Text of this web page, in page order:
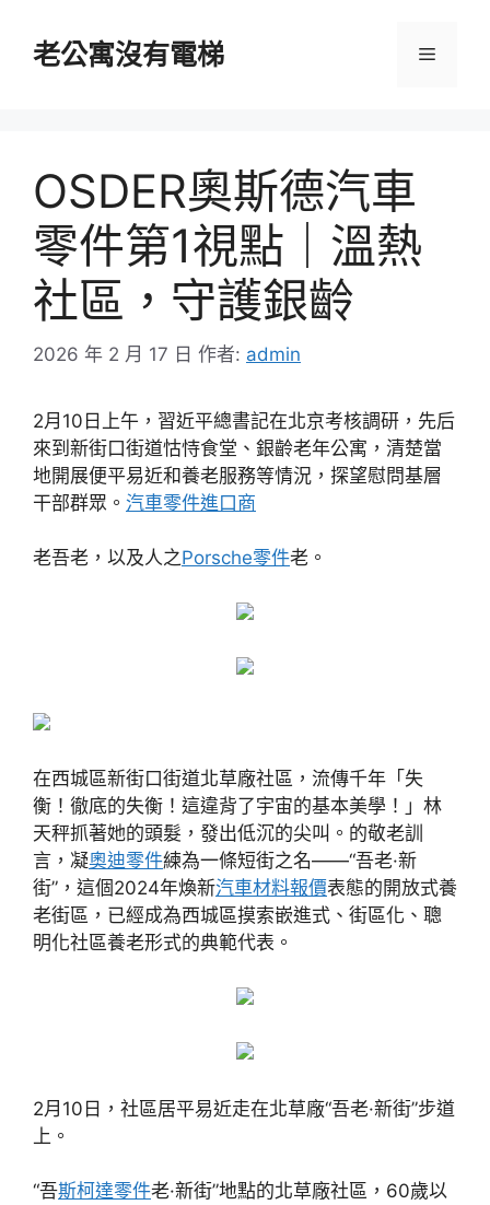
老公寓沒有電梯 選
OSDER奧斯德汽車
零件第1視點｜溫熱
社區，守護銀齡
2026 年 2 月 17 日 作者: admin
2月10日上午，習近平總書記在北京考核調研，先后
來到新街口街道怙恃食堂、銀齡老年公寓，清楚當
地開展便平易近和養老服務等情況，探望慰問基層
干部群眾。 汽車零件進口商
老吾老，以及人之Porsche零件老。
在西城區新街口街道北草廠社區，流傳千年「失
衡！徹底的失衡！這違背了宇宙的基本美學！」林
天秤抓著她的頭髮，發出低沉的尖叫。的敬老訓
言，凝奧迪零件練為一條短街之名——“吾老·新
街”，這個2024年煥新汽車材料報價表態的開放式養
老街區，已經成為西城區摸索嵌進式、街區化、聰
明化社區養老形式的典範代表。
2月10日，社區居平易近走在北草廠“吾老·新街”步道
上。
“吾斯柯達零件老·新街”地點的北草廠社區，60歲以